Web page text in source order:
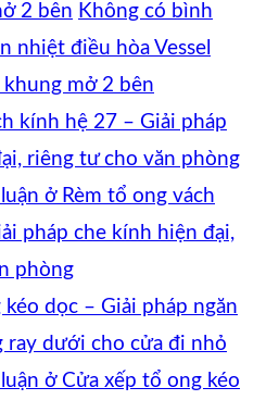
2 bên Không có bình
nhiệt điều hòa Vessel
mở 2 bên
kính hệ 27 – Giải pháp
riêng tư cho văn phòng
ở Rèm tổ ong vách
pháp che kính hiện đại,
phòng
dọc – Giải pháp ngăn
ray dưới cho cửa đi nhỏ
ở Cửa xếp tổ ong kéo